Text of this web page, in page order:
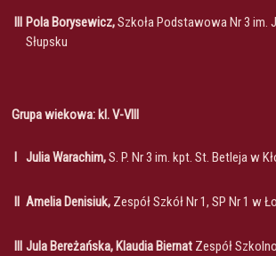
III Pola Borysewicz,Szkoła Podstawowa Nr 3 im.
Słupsku
Grupa wiekowa: kl. V-VIII
I Julia Warachim,S. P. Nr 3 im. kpt. St. Betleja w
II Amelia Denisiuk, Zespół Szkół Nr 1, SP Nr 1 w
III Jula Bereżańska, Klaudia Biernat Zespół